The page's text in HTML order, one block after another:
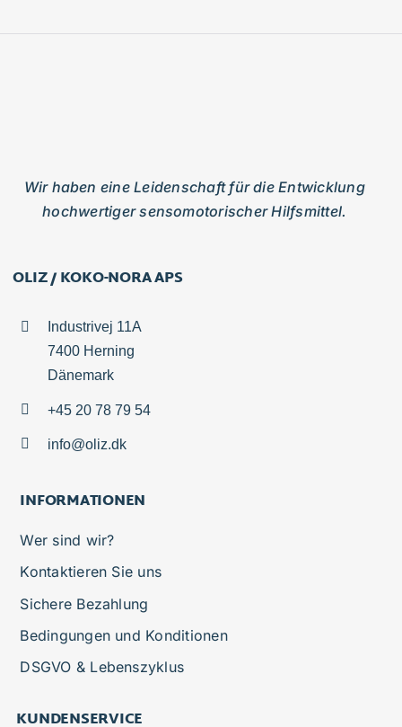
Wir haben eine Leidenschaft für die Entwicklung
hochwertiger sensomotorischer Hilfsmittel.
OLIZ / KOKO-NORA APS
Industrivej 11A
7400 Herning
Dänemark
+45 20 78 79 54
info@oliz.dk
INFORMATIONEN
Wer sind wir?
Kontaktieren Sie uns
Sichere Bezahlung
Bedingungen und Konditionen
DSGVO & Lebenszyklus
KUNDENSERVICE